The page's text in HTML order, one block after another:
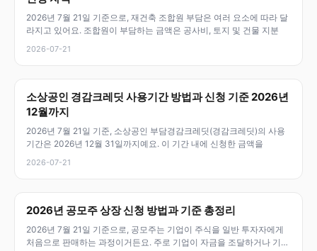
2026년 7월 21일 기준으로, 재건축 조합원 부담은 여러 요소에 따라 달
라지고 있어요. 조합원이 부담하는 금액은 공사비, 토지 및 건물 지분
2026-07-21
소상공인 경감크레딧 사용기간 방법과 신청 기준 2026년
12월까지
2026년 7월 21일 기준, 소상공인 부담경감크레딧(경감크레딧)의 사용
기간은 2026년 12월 31일까지예요. 이 기간 내에 신청한 금액을
2026-07-21
2026년 공모주 상장 신청 방법과 기준 총정리
2026년 7월 21일 기준으로, 공모주는 기업이 주식을 일반 투자자에게
처음으로 판매하는 과정이거든요. 주로 기업이 자금을 조달하거나 기업